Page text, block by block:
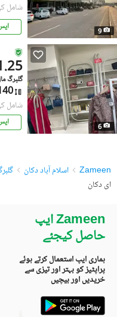
9
شامل کی:4
6
1.25
گلبرگ
140
شامل کی:6
Zameen اسلام آباد دکان
ای دکان
Zameen ایپ
حاصل کیجئے
ہماری ایپ استعمال کرتے ہوئے
پراپٹیز کو بہتر اور تیزی سے
خریدیں اور بیچیں